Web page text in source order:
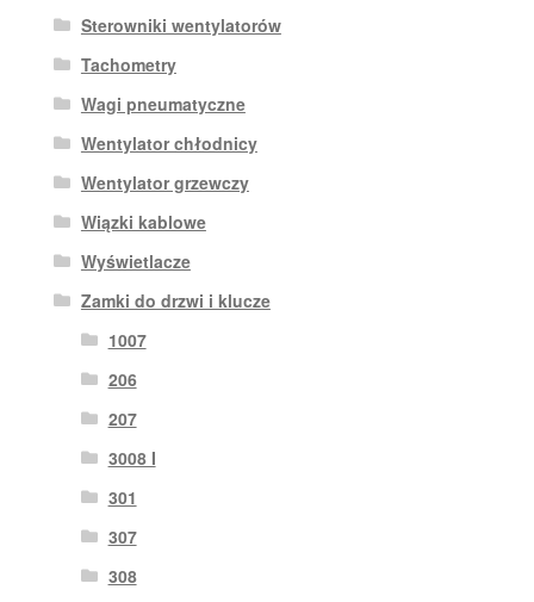
Sterowniki wentylatorów
Tachometry
Wagi pneumatyczne
Wentylator chłodnicy
Wentylator grzewczy
Wiązki kablowe
Wyświetlacze
Zamki do drzwi i klucze
1007
206
207
3008 I
301
307
308